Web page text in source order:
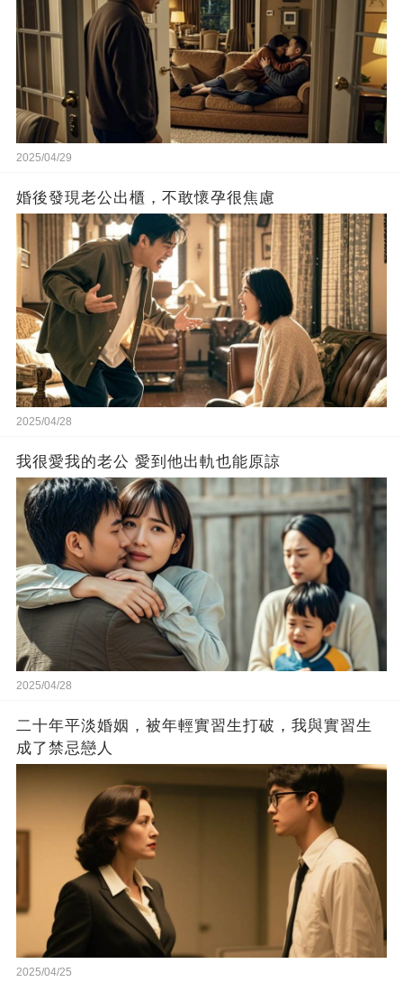
2025/04/29
婚後發現老公出櫃，不敢懷孕很焦慮
2025/04/28
我很愛我的老公 愛到他出軌也能原諒
2025/04/28
二十年平淡婚姻，被年輕實習生打破，我與實習生
成了禁忌戀人
2025/04/25